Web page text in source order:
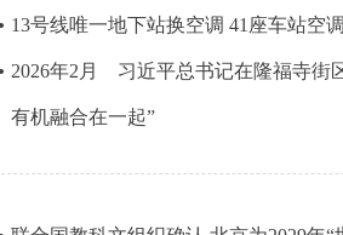
13号线唯一地下站换空调 41座车站空
2026年2月 习近平总书记在隆福寺
有机融合在一起”